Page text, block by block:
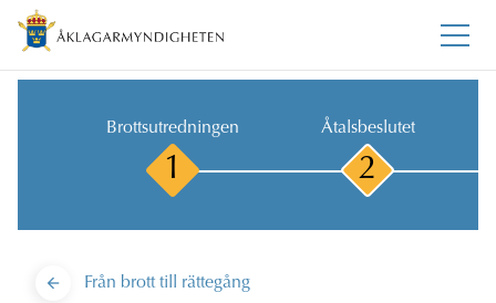
Brottsutredningen
1
Åtalsbeslutet
2
Från brott till rättegång